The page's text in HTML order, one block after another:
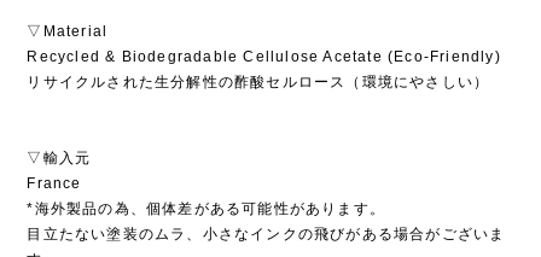
▽Material
Recycled & Biodegradable Cellulose Acetate (Eco-Friendly)
リサイクルされた生分解性の酢酸セルロース（環境にやさしい）
▽輸入元
France
*海外製品の為、個体差がある可能性があります。
目立たない塗装のムラ、小さなインクの飛びがある場合がございま